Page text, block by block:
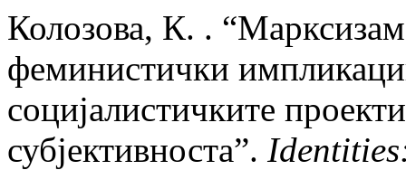
Колозова, К. .
феминистички
социјалистичките
субјективноста”.